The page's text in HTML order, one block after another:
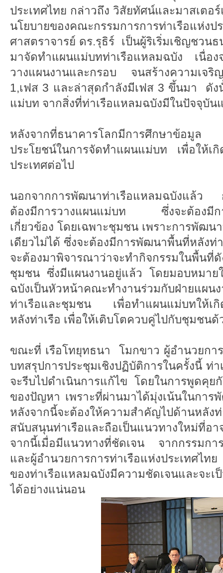
ประเทศไทย กล่าวถึง วิสัยทัศน์และมาสเตอ
นโยบายของคณะกรรมการการท่าเรือแ
ศาสตราจารย์ ดร.รุธิร์ เป็นผู้ริเริ่มเชิญชวน
มาจัดทำแผนแม่บทท่าเรือแหลมฉบัง เนื่อง
วางแผนงานและกรอบ จนสร้างความเจ
1,เฟส 3 และล่าสุดกำลังมีเฟส 3 ขึ้นมา ดั
แม่บท จากสิ่งที่ท่าเรือแหลมฉบังมีในปัจจุบั
หลังจากที่ธนาคารโลกมีการศึกษาข้อมูล
ประโยชน์ในการจัดทำแผนแม่บท เพื่อให้เกิ
ประเทศต่อไป
นอกจากการพัฒนาท่าเรือแหลมฉบังแล้ว
ต้องมีการวางแผนแม่บท ซึ่งจะต้องมีกา
เกี่ยวข้อง โดยเฉพาะชุมชน เพราะการพัฒน
เดียวไม่ได้ ซึ่งจะต้องมีการพัฒนาพื้นที่หลังท่
จะต้องมาพิจารณาว่าจะทำกิจกรรมในพื้นที่
ชุมชน ซึ่งมีแผนงานอยู่แล้ว โดยมอบหมาย
ฉบังเป็นหัวหน้าคณะทำงานร่วมกับฝ่ายแผ
ท่าเรือและชุมชน เพื่อทำแผนแม่บทให้เกิด
หลังท่าเรือ เพื่อให้เติบโตควบคู่ไปกับชุมชนด้
ขณะที่ เรือโทยุทธนา โมกขาว ผู้อำนวยกา
บทสรุปการประชุมเชิงปฏิบัติการในครั้งนี้ ท่
จะรีบไปดำเนินการแก้ไข โดยในการพูดคุ
ของปัญหา เพราะที่ผ่านมาได้มุ่งเน้นในการ
หลังจากนี้จะต้องให้ความสำคัญไปด้านห
สนับสนุนท่าเรือและถือเป็นแนวทางใหม่ที่อ
จากนี้เมื่อมีแนวทางที่ชัดเจน จากกรรมการ
และผู้อำนวยการการท่าเรือแห่งประเทศไ
ของท่าเรือแหลมฉบังมีความชัดเจนและจะเ
ได้อย่างแน่นอน